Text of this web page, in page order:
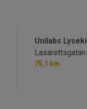
Unilabs
Lasarettsgatan
75,1 km